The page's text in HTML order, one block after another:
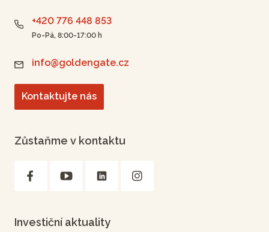
+420 776 448 853
Po-Pá, 8:00-17:00 h
info@goldengate.cz
Kontaktujte nás
Zůstaňme v kontaktu
Investiční aktuality